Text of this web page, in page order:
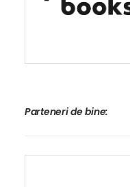
Parteneri de bine: